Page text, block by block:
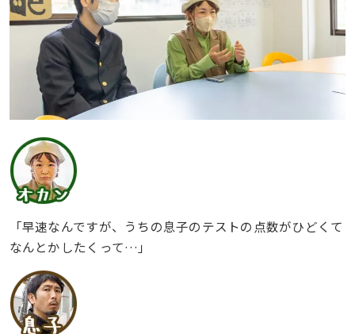
「早速なんですが、うちの息子のテストの点数がひどくて
なんとかしたくって…」